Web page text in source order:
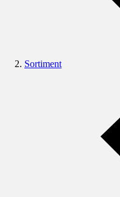
Sortiment